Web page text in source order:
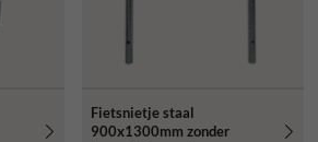
Fietsnietje staal
900x1300mm zonder